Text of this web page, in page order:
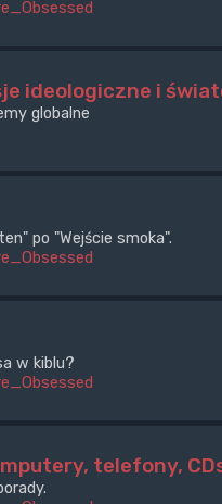
ideologiczne i
globalne
po "Wejście smoka".
w kiblu?
telefony,